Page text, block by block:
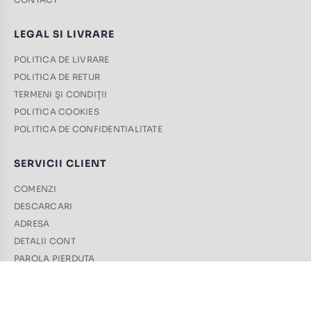
LEGAL SI LIVRARE
POLITICA DE LIVRARE
POLITICA DE RETUR
TERMENI ŞI CONDIŢII
POLITICA COOKIES
POLITICA DE CONFIDENTIALITATE
SERVICII CLIENT
COMENZI
DESCARCARI
ADRESA
DETALII CONT
PAROLA PIERDUTA